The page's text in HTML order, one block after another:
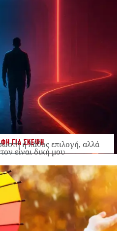
ΓΙΑ ΣΚΕΨΗ
ή λάθος επιλογή, αλλά
είναι δική μου